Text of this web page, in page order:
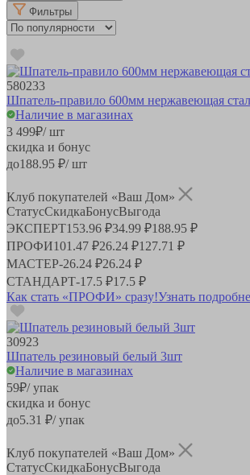
Фильтры
580233
Шпатель-правило 600мм нержавеющая
Наличие в магазинах
3 499₽/ шт
скидка и бонус
до188.95 ₽/ шт
Клуб покупателей «Ваш Дом»
СтатусСкидкаБонусВыгода
ЭКСПЕРТ153.96 ₽34.99 ₽188.95 ₽
ПРОФИ101.47 ₽26.24 ₽127.71 ₽
МАСТЕР-26.24 ₽26.24 ₽
СТАНДАРТ-17.5 ₽17.5 ₽
Как стать «ПРОФИ» сразу!Узнать
30923
Шпатель резиновый белый 3шт
Наличие в магазинах
59₽/ упак
скидка и бонус
до5.31 ₽/ упак
Клуб покупателей «Ваш Дом»
СтатусСкидкаБонусВыгода